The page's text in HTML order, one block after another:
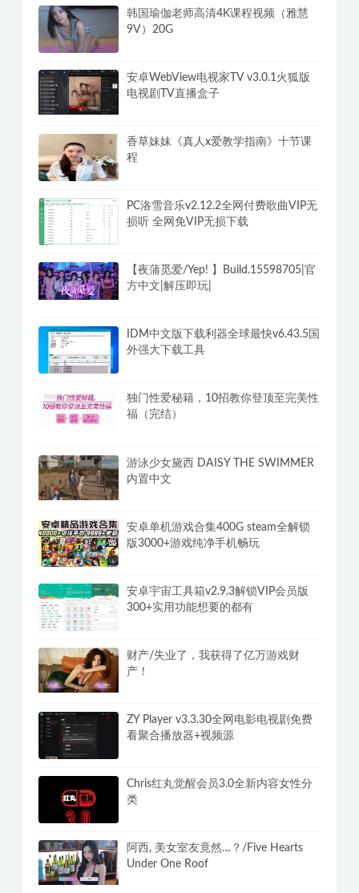
韩国瑜伽老师高清4K课程视频（雅慧
9V）20G
安卓WebView电视家TV v3.0.1火狐版
电视剧TV直播盒子
香草妹妹《真人x爱教学指南》十节课
程
PC洛雪音乐v2.12.2全网付费歌曲VIP无
损听 全网免VIP无损下载
【夜蒲觅爱/Yep! 】Build.15598705|官
方中文|解压即玩|
IDM中文版下载利器全球最快v6.43.5国
外强大下载工具
独门性爱秘籍，10招教你登顶至完美性
福（完结）
游泳少女黛西 DAISY THE SWIMMER
内置中文
安卓单机游戏合集400G steam全解锁
版3000+游戏纯净手机畅玩
安卓宇宙工具箱v2.9.3解锁VIP会员版
300+实用功能想要的都有
财产/失业了，我获得了亿万游戏财
产！
ZY Player v3.3.30全网电影电视剧免费
看聚合播放器+视频源
Chris红丸觉醒会员3.0全新内容女性分
类
阿西, 美女室友竟然…？/Five Hearts
Under One Roof